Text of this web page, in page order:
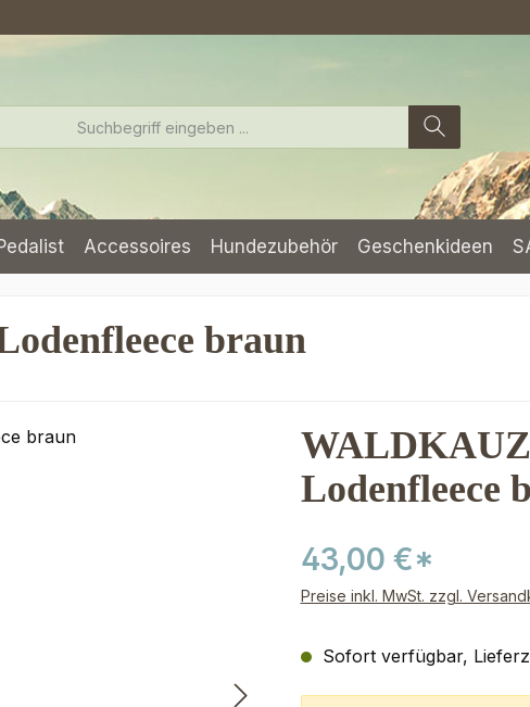
Accessoires Hundezubehör Geschenkideen
braun
Lodenfleece
43,00 €*
Preise inkl. MwSt. zzgl.
Sofort verfügbar,